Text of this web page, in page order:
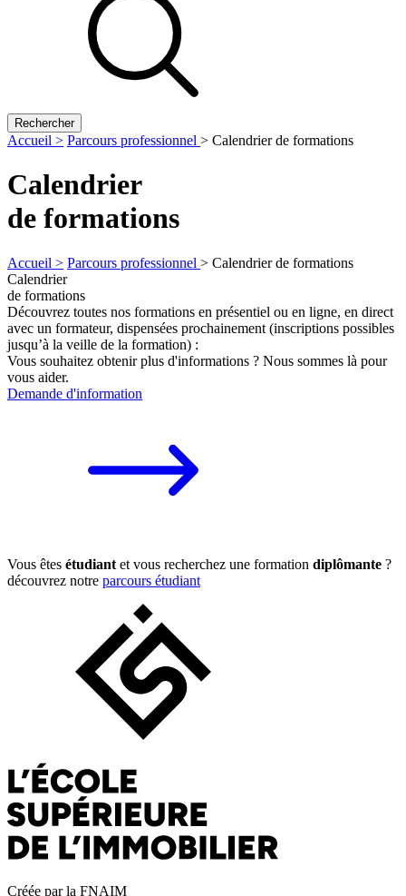
Rechercher
Accueil > Parcours professionnel > Calendrier de formations
Calendrier
de formations
Accueil > Parcours professionnel > Calendrier de formations
Calendrier
de formations
Découvrez toutes nos formations en présentiel ou en ligne, en direct
avec un formateur, dispensées prochainement (inscriptions possibles
jusqu’à la veille de la formation) :
Vous souhaitez obtenir plus d'informations ? Nous sommes là pour
vous aider.
Demande d'information
Vous êtes étudiant et vous recherchez une formation diplômante ?
découvrez notre parcours étudiant
Créée par la FNAIM